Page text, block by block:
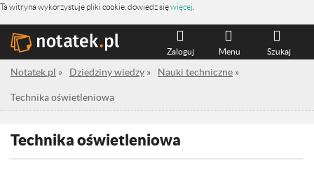
Ta witryna wykorzystuje pliki cookie, dowiedz sięwięcej
Szukaj
Menu
Zaloguj
Notatek.pl » Dziedziny wiedzy » Nauki techniczne »
Technika oświetleniowa
Technika oświetleniowa